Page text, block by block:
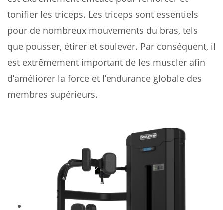
tonifier les triceps. Les triceps sont essentiels
pour de nombreux mouvements du bras, tels
que pousser, étirer et soulever. Par conséquent, il
est extrêmement important de les muscler afin
d’améliorer la force et l’endurance globale des
membres supérieurs.